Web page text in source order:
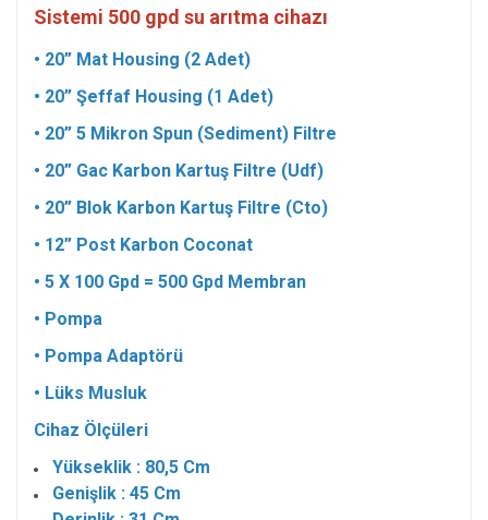
Sistemi 500 gpd su arıtma cihazı
• 20” Mat Housing (2 Adet)
• 20” Şeffaf Housing (1 Adet)
• 20” 5 Mikron Spun (Sediment) Filtre
• 20” Gac Karbon Kartuş Filtre (Udf)
• 20” Blok Karbon Kartuş Filtre (Cto)
• 12” Post Karbon Coconat
• 5 X 100 Gpd = 500 Gpd Membran
• Pompa
• Pompa Adaptörü
• Lüks Musluk
Cihaz Ölçüleri
Yükseklik : 80,5 Cm
Genişlik : 45 Cm